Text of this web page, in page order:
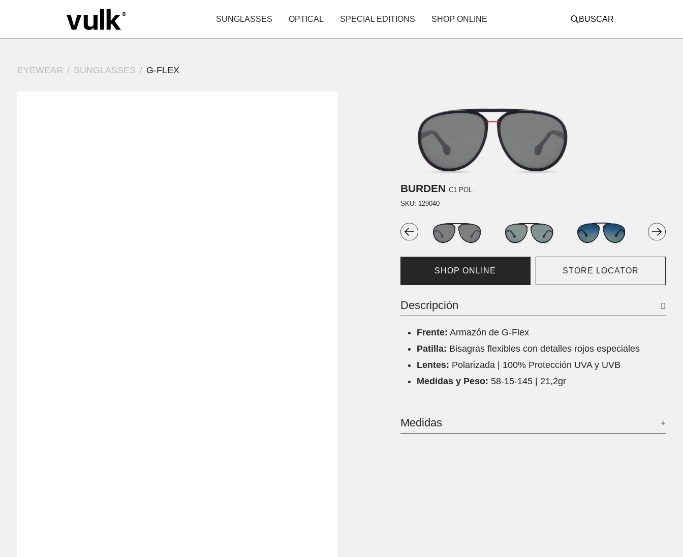
SUNGLASSES OPTICAL SPECIAL EDITIONS SHOP ONLINE BUSCAR
EYEWEAR SUNGLASSES G-FLEX
BURDEN C1 POL.
SKU: 129040
SHOP ONLINE STORE LOCATOR
Descripción
Frente: Armazón de G-Flex
Patilla: Bisagras flexibles con detalles rojos especiales
Lentes: Polarizada | 100% Protección UVA y UVB
Medidas y Peso: 58-15-145 | 21,2gr
Medidas